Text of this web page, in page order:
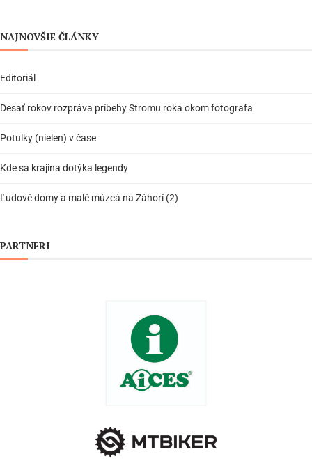
NAJNOVŠIE ČLÁNKY
Editoriál
Desať rokov rozpráva príbehy Stromu roka okom fotografa
Potulky (nielen) v čase
Kde sa krajina dotýka legendy
Ľudové domy a malé múzeá na Záhorí (2)
PARTNERI